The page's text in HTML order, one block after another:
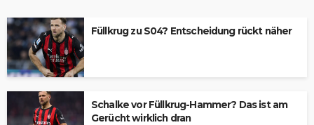
Füllkrug zu S04? Entscheidung rückt näher
Schalke vor Füllkrug-Hammer? Das ist am
Gerücht wirklich dran